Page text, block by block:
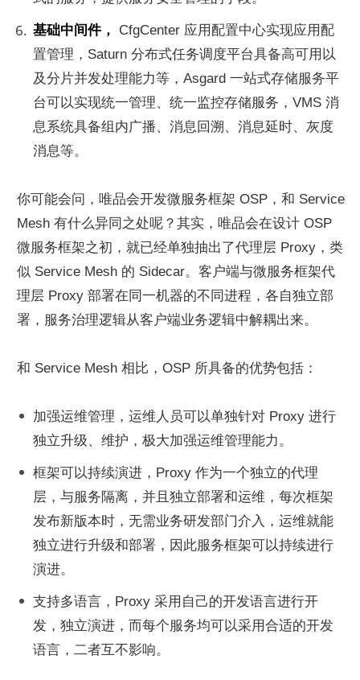
基础中间件，
CfgCenter 应用配置中心实现应用配
置管理，Saturn 分布式任务调度平台具备高可用以
及分片并发处理能力等，Asgard 一站式存储服务平
台可以实现统一管理、统一监控存储服务，VMS 消
息系统具备组内广播、消息回溯、消息延时、灰度
消息等。
你可能会问，唯品会开发微服务框架 OSP，和 Service
Mesh 有什么异同之处呢？其实，唯品会在设计 OSP
微服务框架之初，就已经单独抽出了代理层 Proxy，类
似 Service Mesh 的 Sidecar。客户端与微服务框架代
理层 Proxy 部署在同一机器的不同进程，各自独立部
署，服务治理逻辑从客户端业务逻辑中解耦出来。
和 Service Mesh 相比，OSP 所具备的优势包括：
加强运维管理，运维人员可以单独针对 Proxy 进行
独立升级、维护，极大加强运维管理能力。
框架可以持续演进，Proxy 作为一个独立的代理
层，与服务隔离，并且独立部署和运维，每次框架
发布新版本时，无需业务研发部门介入，运维就能
独立进行升级和部署，因此服务框架可以持续进行
演进。
支持多语言，Proxy 采用自己的开发语言进行开
发，独立演进，而每个服务均可以采用合适的开发
语言，二者互不影响。